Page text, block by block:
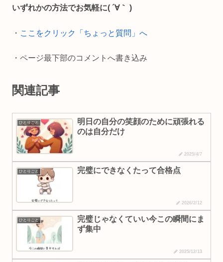
o i
いずれかの方法でお気軽に( ´∀｀ )
・ ここをクリック「ちょっと質問」へ
・ページ最下部のコメントへ書き込み
関連記事
ひとりごと
明日の自分の笑顔のために頑張れる
のは自分だけ
2025/4/7
ひとりごと 完璧にできなくたって合格点
2026/2/12
ひとりごと
完璧じゃなくていい今この瞬間にま
ず集中
2025/12/13